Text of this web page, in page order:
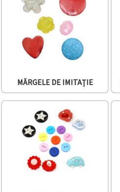
conținut și
inclusiv cu
ajutorul
partenerilor
marketing.
urile făcând
MĂRGELE DE IMITAȚIE